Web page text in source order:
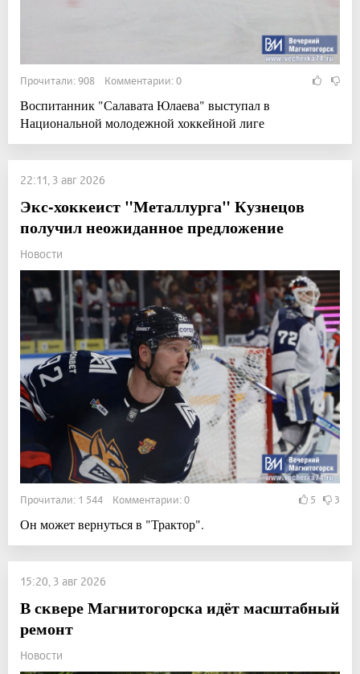
Прочитали: 908 Комментарии: 0
Воспитанник "Салавата Юлаева" выступал в
Национальной молодежной хоккейной лиге
22:11, 3 авг 2026
Экс-хоккеист "Металлурга" Кузнецов
получил неожиданное предложение
Новости
Прочитали: 1 544 Комментарии: 0 5 3
Он может вернуться в "Трактор".
15:20, 3 авг 2026
В сквере Магнитогорска идёт масштабный
ремонт
Новости